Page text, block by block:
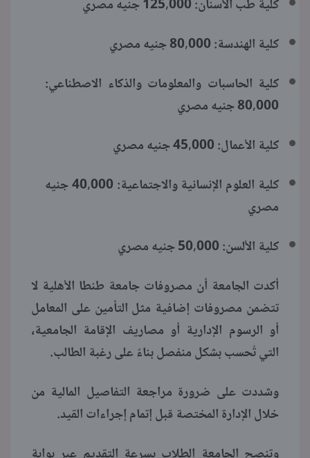
كلية طب الأسنان: 125,000 جنيه مصري
كلية الهندسة: 80,000 جنيه مصري
كلية الحاسبات والمعلومات والذكاء الاصطناعي:
80,000 جنيه مصري
كلية الأعمال: 45,000 جنيه مصري
كلية العلوم الإنسانية والاجتماعية: 40,000 جنيه
مصري
كلية الألسن: 50,000 جنيه مصري
أكدت الجامعة أن مصروفات جامعة طنطا الأهلية لا
تتضمن مصروفات إضافية مثل التأمين على المعامل
أو الرسوم الإدارية أو مصاريف الإقامة الجامعية،
التي تُحسب بشكل منفصل بناءً على رغبة الطالب.
وشددت على ضرورة مراجعة التفاصيل المالية من
خلال الإدارة المختصة قبل إتمام إجراءات القيد.